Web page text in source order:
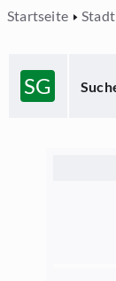
Startseite Stadt
SG